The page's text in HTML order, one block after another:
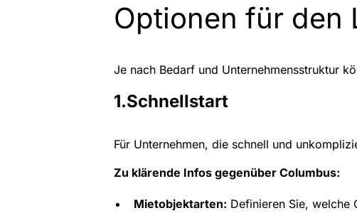
Optionen für den
Je nach Bedarf und Unternehmensstruktur
1.Schnellstart
Für Unternehmen, die schnell und
Zu klärende Infos gegenüber Columbus:
Mietobjektarten: Definieren Sie, welche